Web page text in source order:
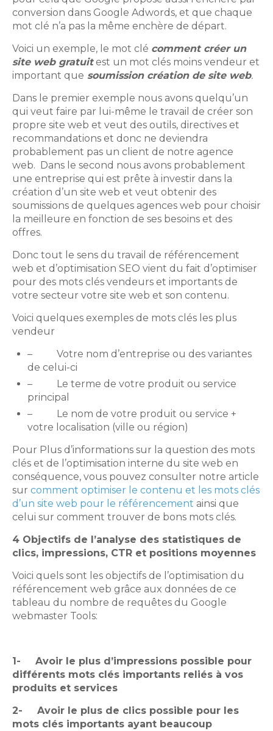
conversion dans Google Adwords, et que chaque
mot clé n’a pas la même enchère de départ.
Voici un exemple, le mot clé comment créer un
site web gratuitest un mot clés moins vendeur et
important que soumission création de site web.
Dans le premier exemple nous avons quelqu’un
qui veut faire par lui-même le travail de créer son
propre site web et veut des outils, directives et
recommandations et donc ne deviendra
probablement pas un client de notre agence
web. Dans le second nous avons probablement
une entreprise qui est prête à investir dans la
création d’un site web et veut obtenir des
soumissions de quelques agences web pour choisir
la meilleure en fonction de ses besoins et des
offres.
Donc tout le sens du travail de référencement
web et d’optimisation SEO vient du fait d’optimiser
pour des mots clés vendeurs et importants de
votre secteur votre site web et son contenu.
Voici quelques exemples de mots clés les plus
vendeur
– Votre nom d’entreprise ou des variantes
de celui-ci
– Le terme de votre produit ou service
principal
– Le nom de votre produit ou service +
votre localisation (ville ou région)
Pour Plus d’informations sur la question des mots
clés et de l’optimisation interne du site web en
conséquence, vous pouvez consulter notre article
sur comment optimiser le contenu et les mots clés
d’un site web pour le référencement ainsi que
celui sur comment trouver de bons mots clés.
4 Objectifs de l’analyse des statistiques de
clics, impressions, CTR et positions moyennes
Voici quels sont les objectifs de l’optimisation du
référencement web grâce aux données de ce
tableau du nombre de requêtes du Google
webmaster Tools:
1-
Avoir le plus d’impressions possible pour
différents mots clés importants reliés à vos
produits et services
2-
Avoir le plus de clics possible pour les
mots clés importants ayant beaucoup